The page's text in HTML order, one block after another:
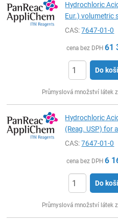
Hydrochloric
Eur.) volumetric
CAS:7647-01-0
cena bez DPH 61
Do
Průmyslová množství látek
Hydrochloric
(Reag. USP) for
CAS:7647-01-0
cena bez DPH 6
Do
Průmyslová množství látek